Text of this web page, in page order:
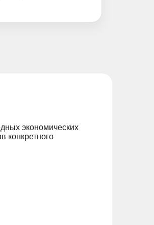
экономических
конкретного